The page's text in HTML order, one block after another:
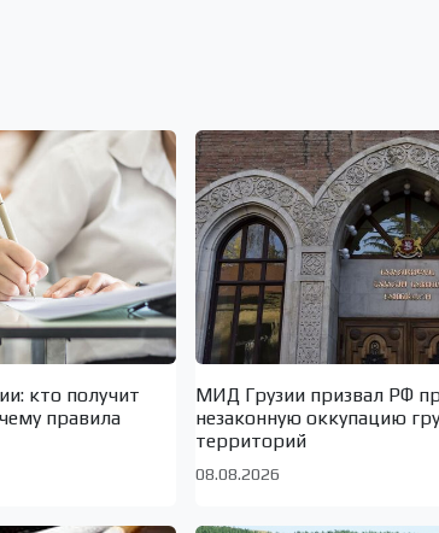
кто получит
правила
МИД Грузии призвал РФ
незаконную оккупацию
территорий
08.08.2026